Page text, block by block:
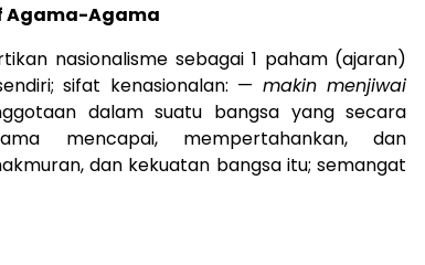
Agama-Agama
nasionalisme sebagai 1 paham (ajaran)
sifat kenasionalan: — makin menjiwai
dalam suatu bangsa yang secara
mencapai, mempertahankan, dan
dan kekuatan bangsa itu; semangat